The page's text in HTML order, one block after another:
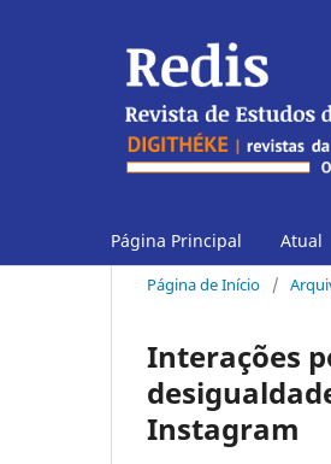
Página Principal Atual
Página de Início /
Interações
Instagram